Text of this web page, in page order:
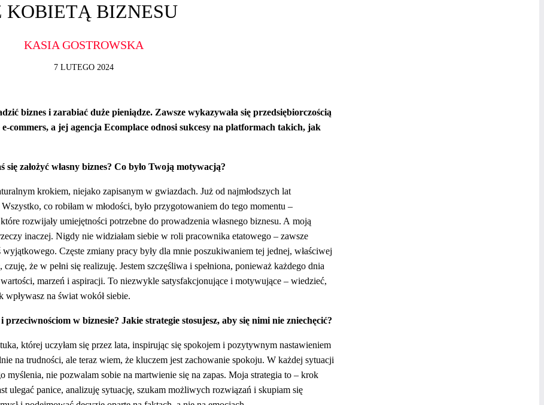
KOBIETĄ BIZNESU
KASIA GOSTROWSKA
7 LUTEGO 2024
biznes i zarabiać duże pieniądze. Zawsze wykazywała się przedsiębiorczością
commers, a jej agencja Ecomplace odnosi sukcesy na platformach takich, jak
się założyć własny biznes? Co było Twoją motywacją?
krokiem, niejako zapisanym w gwiazdach. Już od najmłodszych lat
co robiłam w młodości, było przygotowaniem do tego momentu –
rozwijały umiejętności potrzebne do prowadzenia własnego biznesu. A moją
inaczej. Nigdy nie widziałam siebie w roli pracownika etatowego – zawsze
Częste zmiany pracy były dla mnie poszukiwaniem tej jednej, właściwej
czuję, że w pełni się realizuję. Jestem szczęśliwa i spełniona, ponieważ każdego dnia
marzeń i aspiracji. To niezwykle satysfakcjonujące i motywujące – wiedzieć,
na świat wokół siebie.
w biznesie? Jakie strategie stosujesz, aby się nimi nie zniechęcić?
której uczyłam się przez lata, inspirując się spokojem i pozytywnym nastawieniem
na trudności, ale teraz wiem, że kluczem jest zachowanie spokoju. W każdej sytuacji
myślenia, nie pozwalam sobie na martwienie się na zapas. Moja strategia to – krok
ulegać panice, analizuję sytuację, szukam możliwych rozwiązań i skupiam się